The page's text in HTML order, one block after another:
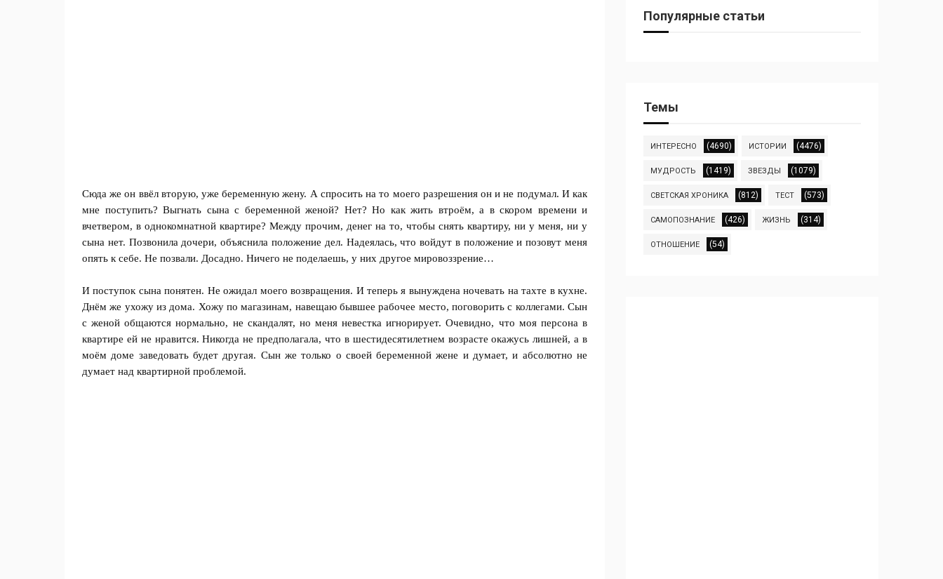
Сюда же он ввёл вторую, уже беременную жену. А спросить на то моего разрешения он и не подумал. И как
мне поступить? Выгнать сына с беременной женой? Нет? Но как жить втроём, а в скором времени и
вчетвером, в однокомнатной квартире? Между прочим, денег на то, чтобы снять квартиру, ни у меня, ни у
сына нет. Позвонила дочери, объяснила положение дел. Надеялась, что войдут в положение и позовут меня
опять к себе. Не позвали. Досадно. Ничего не поделаешь, у них другое мировоззрение…
И поступок сына понятен. Не ожидал моего возвращения. И теперь я вынуждена ночевать на тахте в кухне.
Днём же ухожу из дома. Хожу по магазинам, навещаю бывшее рабочее место, поговорить с коллегами. Сын
с женой общаются нормально, не скандалят, но меня невестка игнорирует. Очевидно, что моя персона в
квартире ей не нравится. Никогда не предполагала, что в шестидесятилетнем возрасте окажусь лишней, а в
моём доме заведовать будет другая. Сын же только о своей беременной жене и думает, и абсолютно не
думает над квартирной проблемой.
Популярные статьи
Темы
ИНТЕРЕСНО (4690) ИСТОРИИ (4476)
МУДРОСТЬ (1419) ЗВЕЗДЫ (1079)
СВЕТСКАЯ ХРОНИКА (812) ТЕСТ (573)
САМОПОЗНАНИЕ (426) ЖИЗНЬ (314)
ОТНОШЕНИЕ (54)